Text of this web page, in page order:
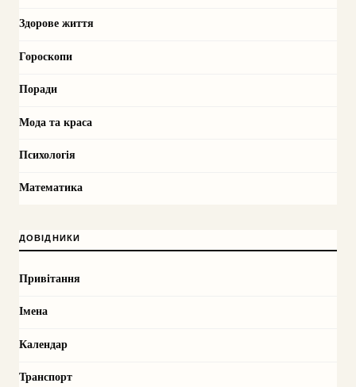
Здорове життя
Гороскопи
Поради
Мода та краса
Психологія
Математика
ДОВІДНИКИ
Привітання
Імена
Календар
Транспорт